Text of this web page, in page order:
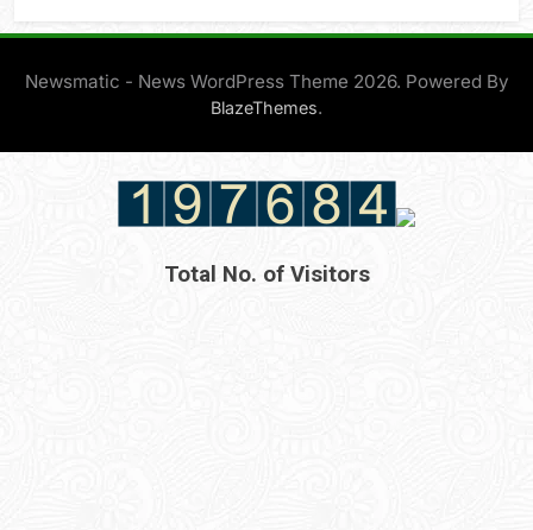
Newsmatic - News WordPress Theme 2026. Powered By
BlazeThemes.
Total No. of Visitors